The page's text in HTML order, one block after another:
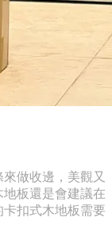
做收邊，美觀又
板還是會建議在
扣式木地板需要